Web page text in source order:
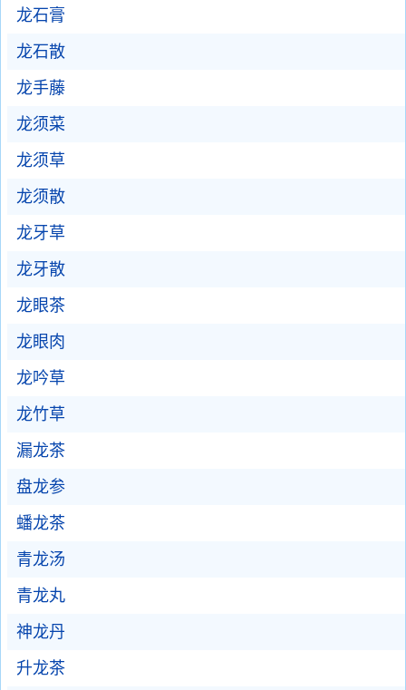
龙石膏
龙石散
龙手藤
龙须菜
龙须草
龙须散
龙牙草
龙牙散
龙眼茶
龙眼肉
龙吟草
龙竹草
漏龙茶
盘龙参
蟠龙茶
青龙汤
青龙丸
神龙丹
升龙茶